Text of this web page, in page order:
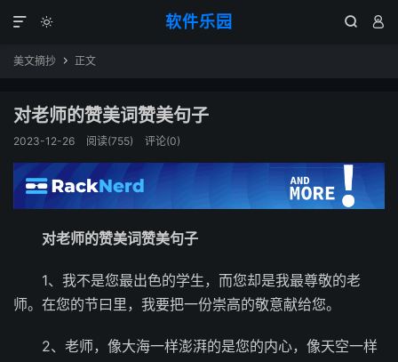
软件乐园 
 

美文摘抄  正文
对老师的赞美词赞美句子
2023-12-26 阅读(755) 评论(0)
对老师的赞美词赞美句子
1、我不是您最出色的学生，而您却是我最尊敬的老
师。在您的节曰里，我要把一份崇高的敬意献给您。
2、老师，像大海一样澎湃的是您的内心，像天空一样